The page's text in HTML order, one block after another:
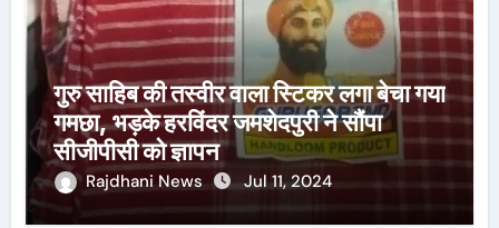
गुरु साहिब की तस्वीर वाला स्टिकर लगा बेचा गया
गमछा, भड़के हरविंदर जमशेदपुरी ने सौंपा
सीजीपीसी को ज्ञापन
Rajdhani News Jul 11, 2024